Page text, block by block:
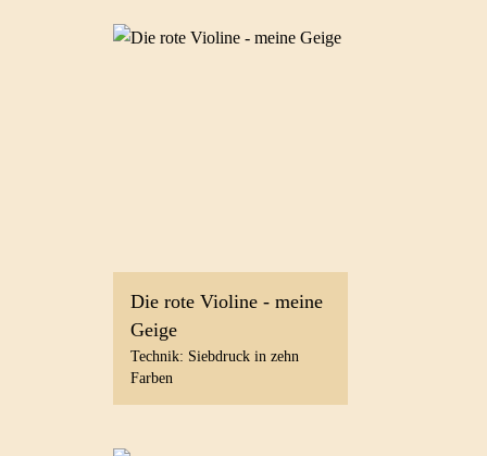
Die rote Violine - meine
Geige
Technik: Siebdruck in zehn
Farben